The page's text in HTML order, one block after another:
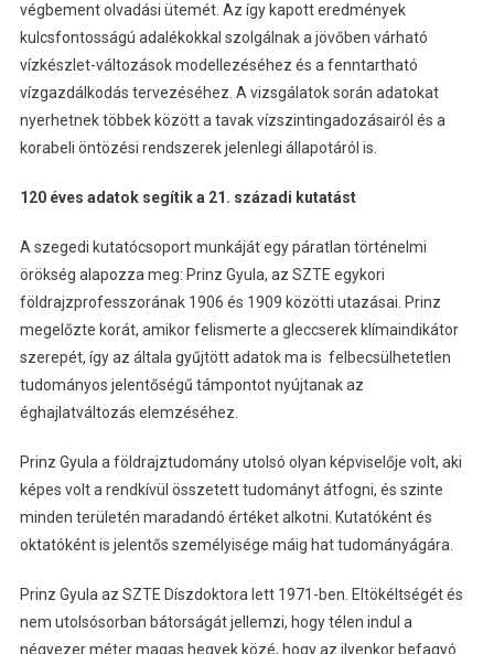
végbement olvadási ütemét. Az így kapott eredmények
kulcsfontosságú adalékokkal szolgálnak a jövőben várható
vízkészlet-változások modellezéséhez és a fenntartható
vízgazdálkodás tervezéséhez. A vizsgálatok során adatokat
nyerhetnek többek között a tavak vízszintingadozásairól és a
korabeli öntözési rendszerek jelenlegi állapotáról is.
120 éves adatok segítik a 21. századi kutatást
A szegedi kutatócsoport munkáját egy páratlan történelmi
örökség alapozza meg: Prinz Gyula, az SZTE egykori
földrajzprofesszorának 1906 és 1909 közötti utazásai. Prinz
megelőzte korát, amikor felismerte a gleccserek klímaindikátor
szerepét, így az általa gyűjtött adatok ma is felbecsülhetetlen
tudományos jelentőségű támpontot nyújtanak az
éghajlatváltozás elemzéséhez.
Prinz Gyula a földrajztudomány utolsó olyan képviselője volt, aki
képes volt a rendkívül összetett tudományt átfogni, és szinte
minden területén maradandó értéket alkotni. Kutatóként és
oktatóként is jelentős személyisége máig hat tudományágára.
Prinz Gyula az SZTE Díszdoktora lett 1971-ben. Eltökéltségét és
nem utolsósorban bátorságát jellemzi, hogy télen indul a
négyezer méter magas hegyek közé, hogy az ilyenkor befagyó